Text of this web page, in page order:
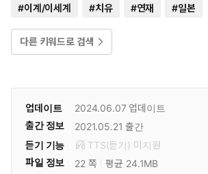
#이계/이세계 #치유 #연재 #일본
다른 키워드로 검색
업데이트 2024.06.07업데이트
출간 정보
2021.05.21 출간
듣기 기능
TTS(듣기) 미 지원
파일 정보
22 쪽
평균 24.1MB